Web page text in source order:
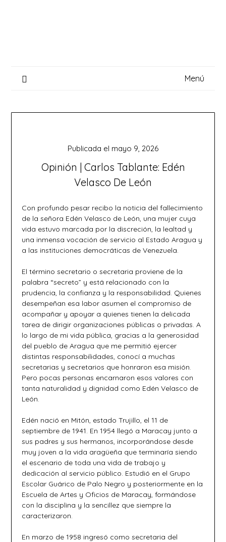
Menú
Opinión | Carlos Tablante: Edén
Velasco De León
Publicada el mayo 9, 2026
Con profundo pesar recibo la noticia del fallecimiento
de la señora Edén Velasco de León, una mujer cuya
vida estuvo marcada por la discreción, la lealtad y
una inmensa vocación de servicio al Estado Aragua y
a las instituciones democráticas de Venezuela.
El término secretario o secretaria proviene de la
palabra “secreto” y está relacionado con la
prudencia, la confianza y la responsabilidad. Quienes
desempeñan esa labor asumen el compromiso de
acompañar y apoyar a quienes tienen la delicada
tarea de dirigir organizaciones públicas o privadas. A
lo largo de mi vida pública, gracias a la generosidad
del pueblo de Aragua que me permitió ejercer
distintas responsabilidades, conocí a muchas
secretarias y secretarios que honraron esa misión.
Pero pocas personas encarnaron esos valores con
tanta naturalidad y dignidad como Edén Velasco de
León.
Edén nació en Mitón, estado Trujillo, el 11 de
septiembre de 1941. En 1954 llegó a Maracay junto a
sus padres y sus hermanos, incorporándose desde
muy joven a la vida aragüeña que terminaría siendo
el escenario de toda una vida de trabajo y
dedicación al servicio público. Estudió en el Grupo
Escolar Guárico de Palo Negro y posteriormente en la
Escuela de Artes y Oficios de Maracay, formándose
con la disciplina y la sencillez que siempre la
caracterizaron.
En marzo de 1958 ingresó como secretaria del